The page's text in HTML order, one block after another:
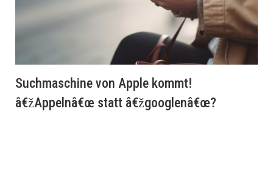
Suchmaschine von Apple kommt!
â€žAppelnâ€œ statt â€žgooglenâ€œ?